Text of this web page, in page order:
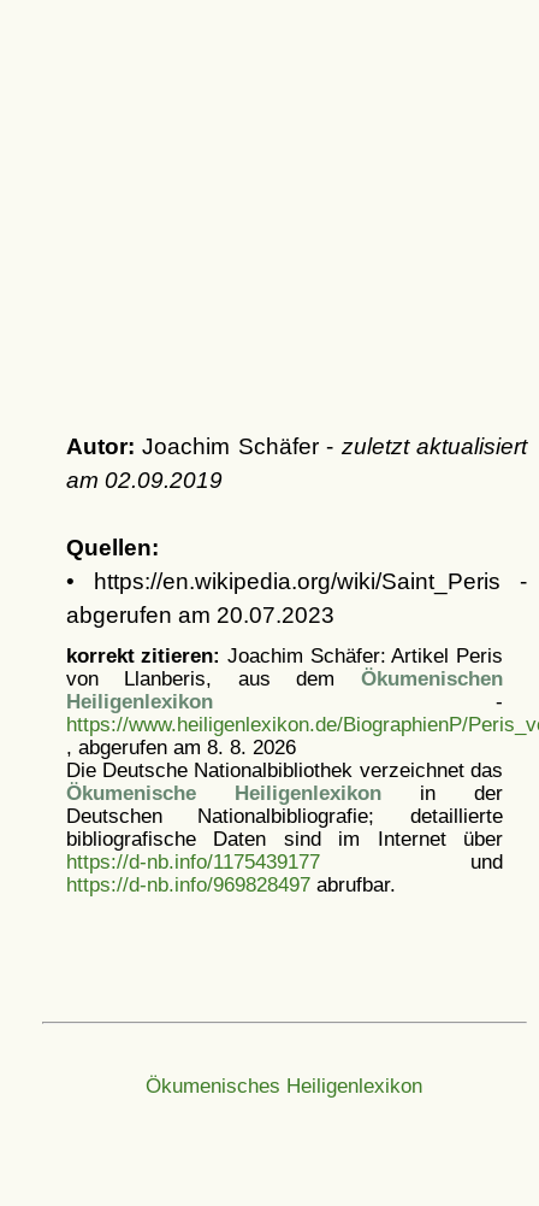
Autor: Joachim Schäfer - zuletzt aktualisiert
am 02.09.2019
Quellen:
• https://en.wikipedia.org/wiki/Saint_Peris -
abgerufen am 20.07.2023
korrekt zitieren: Joachim Schäfer: Artikel Peris
von Llanberis, aus dem Ökumenischen
Heiligenlexikon-
https://www.heiligenlexikon.de/BiographienP/
, abgerufen am 8. 8. 2026
Die Deutsche Nationalbibliothek verzeichnet das
Ökumenische Heiligenlexikonin der
Deutschen Nationalbibliografie; detaillierte
bibliografische Daten sind im Internet über
https://d-nb.info/1175439177und
https://d-nb.info/969828497abrufbar.
Ökumenisches Heiligenlexikon